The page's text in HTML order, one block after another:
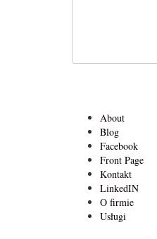
About
Blog
Facebook
Front Page
Kontakt
LinkedIN
O firmie
Usługi